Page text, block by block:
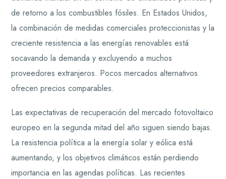
de retorno a los combustibles fósiles. En Estados Unidos,
la combinación de medidas comerciales proteccionistas y la
creciente resistencia a las energías renovables está
socavando la demanda y excluyendo a muchos
proveedores extranjeros. Pocos mercados alternativos
ofrecen precios comparables.
Las expectativas de recuperación del mercado fotovoltaico
europeo en la segunda mitad del año siguen siendo bajas.
La resistencia política a la energía solar y eólica está
aumentando, y los objetivos climáticos están perdiendo
importancia en las agendas políticas. Las recientes